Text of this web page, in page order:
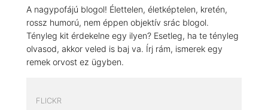
A nagypofájú blogol! Élettelen, életképtelen, kretén,
rossz humorú, nem éppen objektív srác blogol.
Tényleg kit érdekelne egy ilyen? Esetleg, ha te tényleg
olvasod, akkor veled is baj va. Írj rám, ismerek egy
remek orvost ez ügyben.
FLICKR